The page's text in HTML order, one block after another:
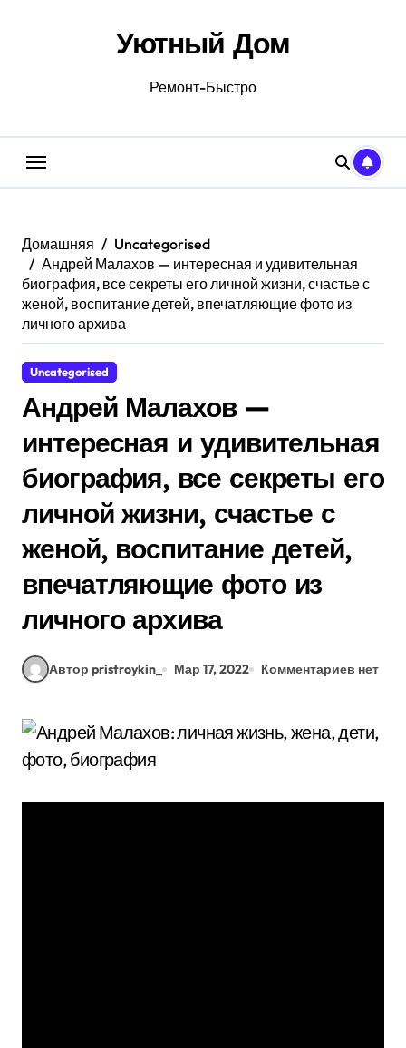
Уютный Дом
Ремонт-Быстро
Домашняя
Uncategorised
Андрей Малахов — интересная и удивительная
биография, все секреты его личной жизни, счастье с
женой, воспитание детей, впечатляющие фото из
личного архива
Uncategorised
Андрей Малахов —
интересная и удивительная
биография, все секреты его
личной жизни, счастье с
женой, воспитание детей,
впечатляющие фото из
личного архива
Автор pristroykin_ Мар 17, 2022 Комментариев нет